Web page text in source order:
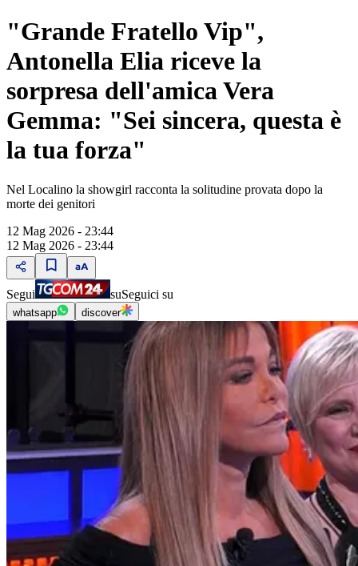
"Grande Fratello Vip",
Antonella Elia riceve la
sorpresa dell'amica Vera
Gemma: "Sei sincera, questa è
la tua forza"
Nel Localino la showgirl racconta la solitudine provata dopo la
morte dei genitori
12 Mag 2026 - 23:44
12 Mag 2026 - 23:44
Segui suSeguici su
whatsapp discover